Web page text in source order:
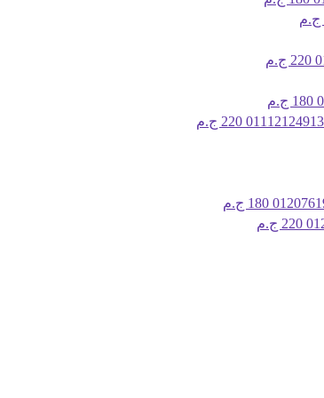
220 ج.م
180 ج.م
220 ج.م
180 ج.م
220 ج.م